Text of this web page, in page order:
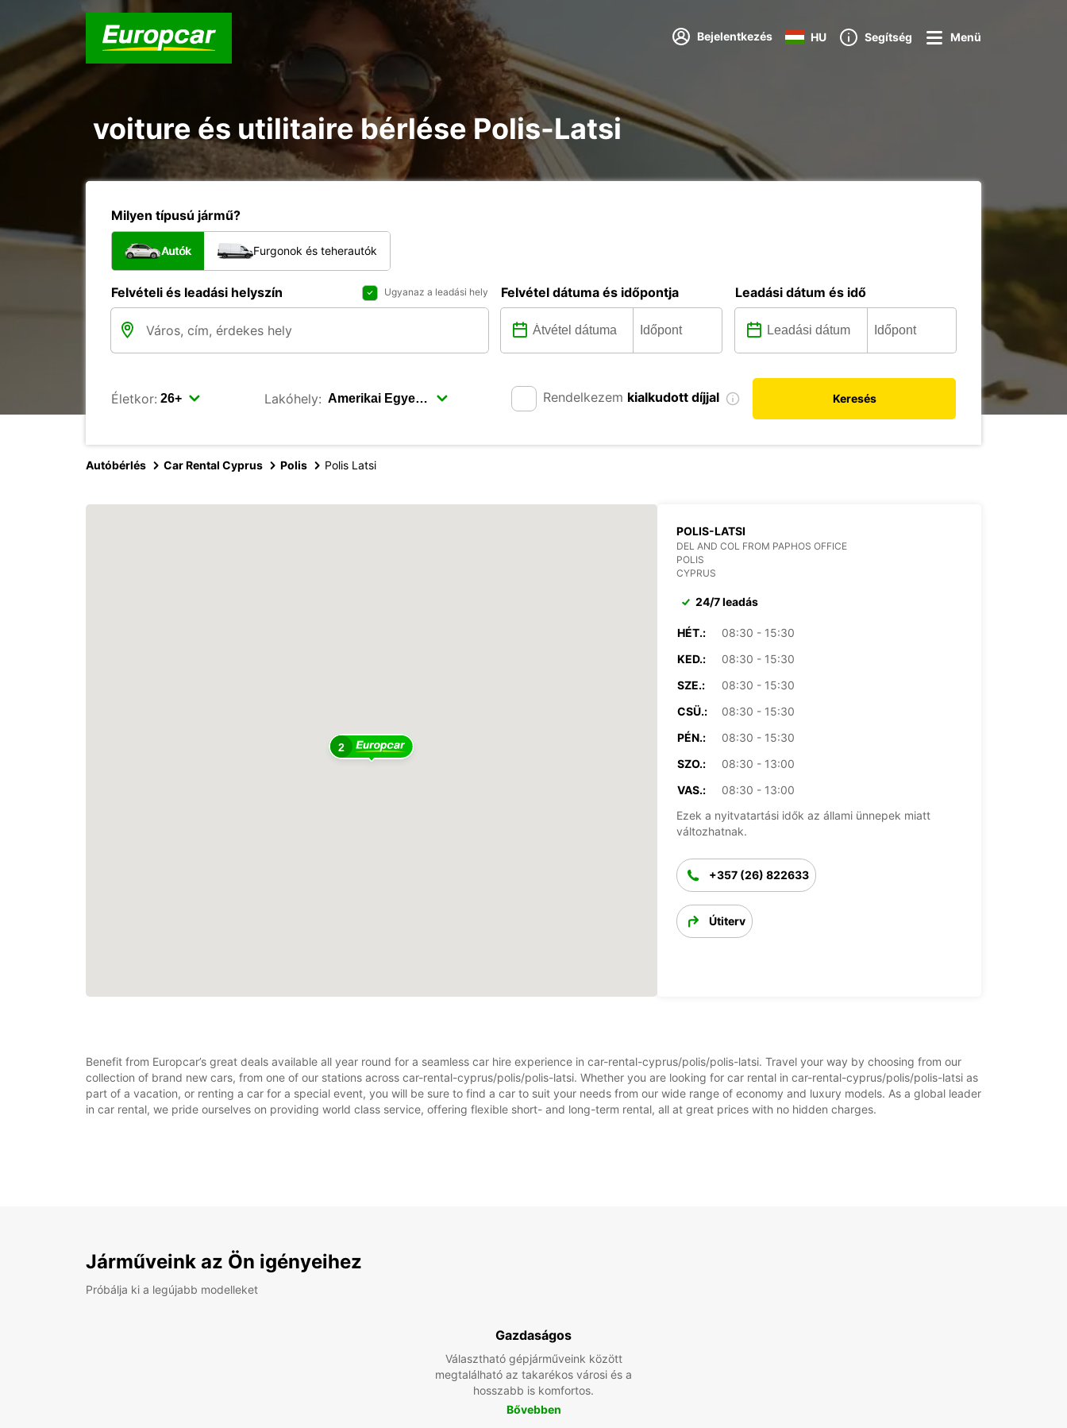
Bejelentkezés HU Segítség Menü
voiture és utilitaire bérlése Polis-Latsi
Milyen típusú jármű?
Autók Furgonok és teherautók
Felvételi és leadási helyszín Ugyanaz a leadási hely Felvétel dátuma és időpontja Leadási dátum és idő
Életkor: Lakóhely: Rendelkezem kialkudott díjjal Keresés
Autóbérlés Car Rental Cyprus Polis Polis Latsi
2
POLIS-LATSI
DEL AND COL FROM PAPHOS OFFICE
POLIS
CYPRUS
24/7 leadás
HÉT.:
08:30 - 15:30
KED.:
08:30 - 15:30
SZE.:
08:30 - 15:30
CSÜ.:
08:30 - 15:30
PÉN.:
08:30 - 15:30
SZO.:
08:30 - 13:00
VAS.:
08:30 - 13:00
Ezek a nyitvatartási idők az állami ünnepek miatt
változhatnak.
+357 (26) 822633
Útiterv
Benefit from Europcar’s great deals available all year round for a seamless car hire experience in car-rental-cyprus/polis/polis-latsi. Travel your way by choosing from our
collection of brand new cars, from one of our stations across car-rental-cyprus/polis/polis-latsi. Whether you are looking for car rental in car-rental-cyprus/polis/polis-latsi as
part of a vacation, or renting a car for a special event, you will be sure to find a car to suit your needs from our wide range of economy and luxury models. As a global leader
in car rental, we pride ourselves on providing world class service, offering flexible short- and long-term rental, all at great prices with no hidden charges.
Járműveink az Ön igényeihez
Próbálja ki a legújabb modelleket
Gazdaságos
Választható gépjárműveink között
megtalálható az takarékos városi és a
hosszabb is komfortos.
Bővebben